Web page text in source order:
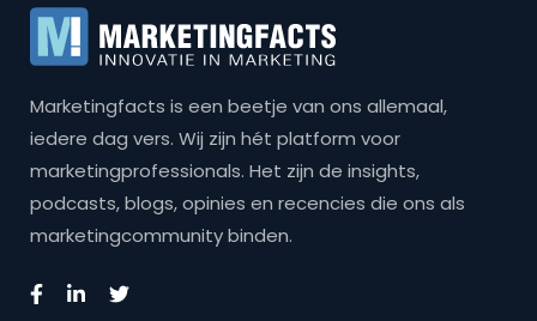
Marketingfacts is een beetje van ons allemaal,
iedere dag vers. Wij zijn hét platform voor
marketingprofessionals. Het zijn de insights,
podcasts, blogs, opinies en recencies die ons als
marketingcommunity binden.